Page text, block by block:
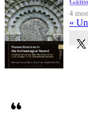
4
«